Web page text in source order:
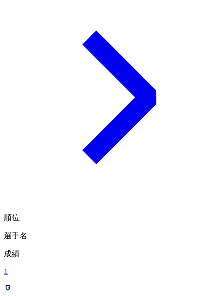
順位
選手名
成績
1